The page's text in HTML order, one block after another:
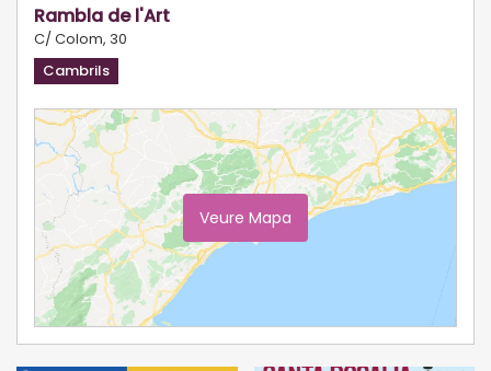
Rambla de l'Art
C/ Colom, 30
Cambrils
Veure Mapa